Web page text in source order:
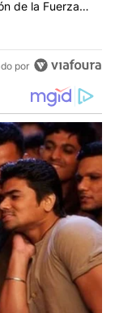
de la Fuerza
por